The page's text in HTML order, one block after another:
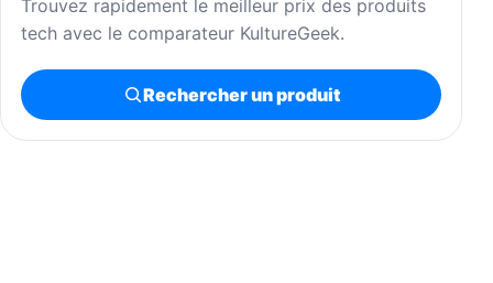
Trouvez rapidement le meilleur prix des produits
tech avec le comparateur KultureGeek.
Rechercher un produit